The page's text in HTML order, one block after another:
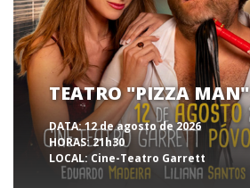
TEATRO "PIZZA MAN"
DATA:12 de agosto de 2026
HORAS:21h30
LOCAL: Cine-Teatro Garrett